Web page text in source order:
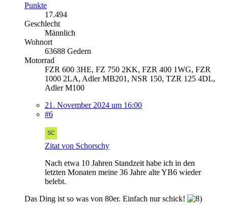
Punkte
17.494
Geschlecht
Männlich
Wohnort
63688 Gedern
Motorrad
FZR 600 3HE, FZ 750 2KK, FZR 400 1WG, FZR
1000 2LA, Adler MB201, NSR 150, TZR 125 4DL,
Adler M100
21. November 2024 um 16:00
#6
Zitat von Schorschy
Nach etwa 10 Jahren Standzeit habe ich in den
letzten Monaten meine 36 Jahre alte YB6 wieder
belebt.
Das Ding ist so was von 80er. Einfach nur schick!